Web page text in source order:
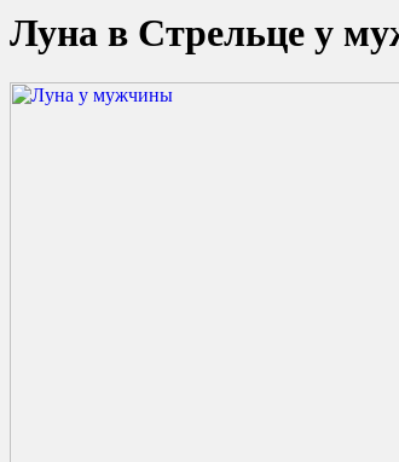
Луна в Стрельце у